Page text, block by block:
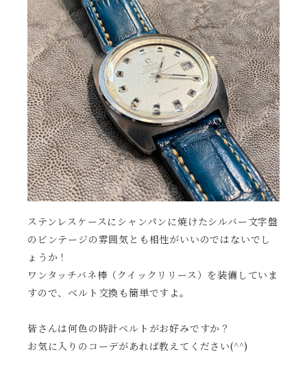
ステンレスケースにシャンパンに焼けたシルバー文字盤
のビンテージの雰囲気とも相性がいいのではないでし
ょうか！
ワンタッチバネ棒（クイックリリース）を装備していま
すので、ベルト交換も簡単ですよ。
皆さんは何色の時計ベルトがお好みですか？
お気に入りのコーデがあれば教えてください(^^)